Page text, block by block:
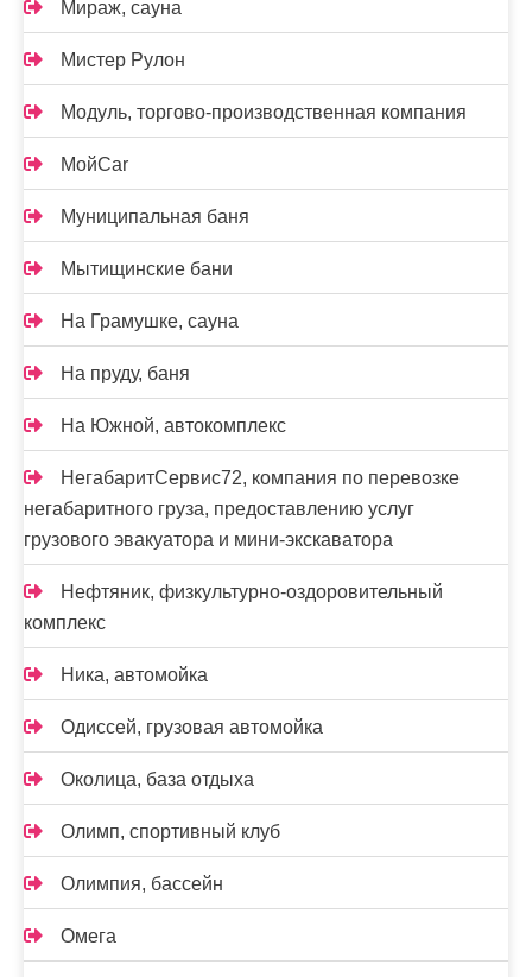
Мираж, сауна
Мистер Рулон
Модуль, торгово-производственная компания
МойCar
Муниципальная баня
Мытищинские бани
На Грамушке, сауна
На пруду, баня
На Южной, автокомплекс
НегабаритСервис72, компания по перевозке
негабаритного груза, предоставлению услуг
грузового эвакуатора и мини-экскаватора
Нефтяник, физкультурно-оздоровительный
комплекс
Ника, автомойка
Одиссей, грузовая автомойка
Околица, база отдыха
Олимп, спортивный клуб
Олимпия, бассейн
Омега